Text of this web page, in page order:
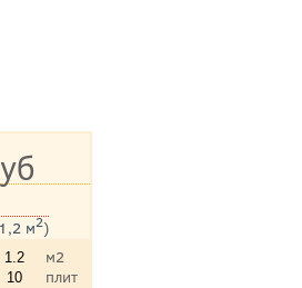
м2)
НДС
м2
плит